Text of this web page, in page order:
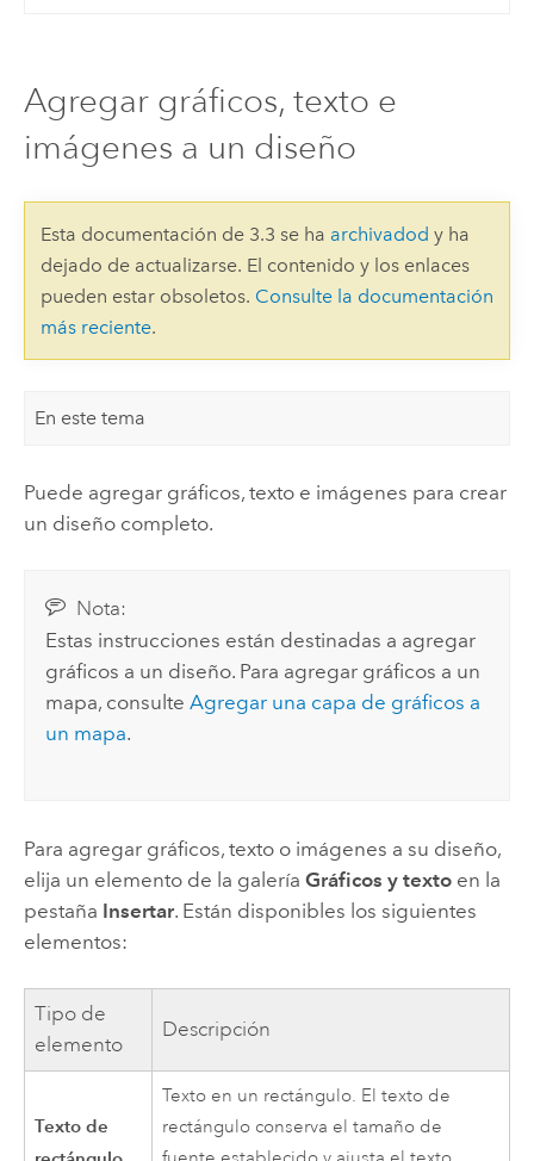
Agregar gráficos, texto e
imágenes a un diseño
Esta documentación de 3.3 se ha archivadod y ha
dejado de actualizarse. El contenido y los enlaces
pueden estar obsoletos. Consulte la documentación
más reciente.
En este tema
Puede agregar gráficos, texto e imágenes para crear
un diseño completo.
Nota:
Estas instrucciones están destinadas a agregar
gráficos a un diseño. Para agregar gráficos a un
mapa, consulteAgregar una capa de gráficos a
un mapa.
Para agregar gráficos, texto o imágenes a su diseño,
elija un elemento de la galería Gráficos y textoen la
pestaña Insertar. Están disponibles los siguientes
elementos:
Tipo de
elemento
Descripción
Texto de
Texto en un rectángulo. El texto de
rectángulo conserva el tamaño de